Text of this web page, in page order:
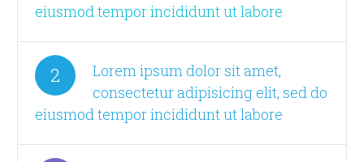
eiusmod tempor incididunt ut labore
2
Lorem ipsum dolor sit amet,
consectetur adipisicing elit, sed do
eiusmod tempor incididunt ut labore